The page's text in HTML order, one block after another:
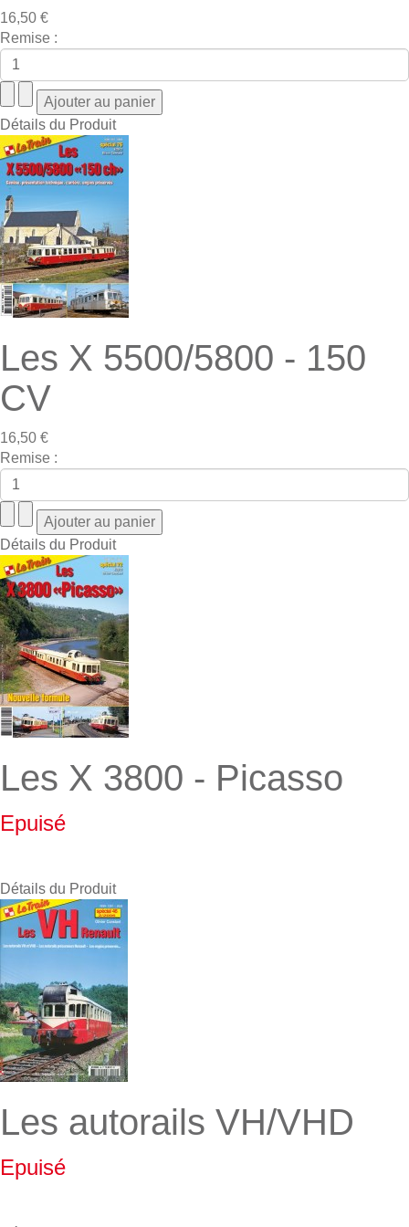
16,50 €
Remise :
Détails du Produit
Les X 5500/5800 - 150
CV
16,50 €
Remise :
Détails du Produit
Les X 3800 - Picasso
Epuisé
Détails du Produit
Les autorails VH/VHD
Epuisé